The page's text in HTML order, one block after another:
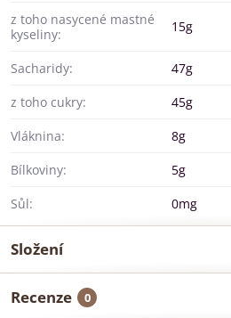
z toho nasycené mastné
kyseliny:
15g
Sacharidy:
47g
z toho cukry:
45g
Vláknina:
8g
Bílkoviny:
5g
Sůl:
0mg
Složení
Recenze 0